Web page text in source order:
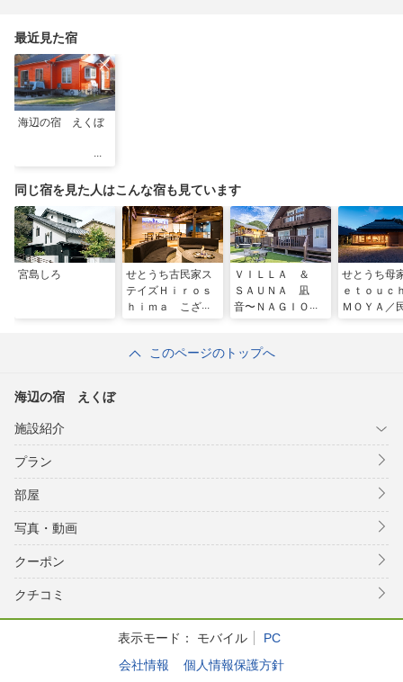
最近見た宿
海辺の宿 えくぼ
同じ宿を見た人はこんな宿も見ています
宮島しろ
せとうち古民家ス
テイズＨｉｒｏｓ
ｈｉｍａ こざこ
ＶＩＬＬＡ ＆
ＳＡＵＮＡ 凪
音〜ＮＡＧＩＯＴ
せとうち
ｅｔｏｕｃ
ＭＯＹＡ／
このページのトップへ
海辺の宿 えくぼ
施設紹介
プラン
部屋
写真・動画
クーポン
クチコミ
表示モード： モバイル
PC
会社情報
個人情報保護方針